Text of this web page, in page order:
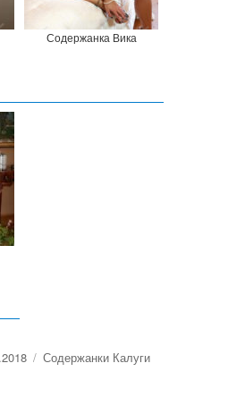
Содержанка Вика
Рубрики
Содержанки Калуги